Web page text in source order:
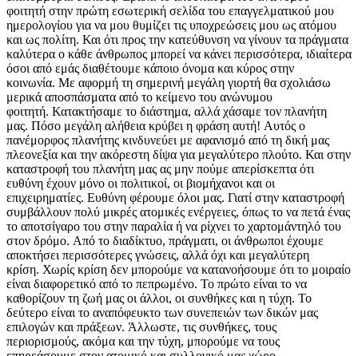
φοιτητή στην πρώτη εσωτερική σελίδα του επαγγελματικού μου
ημερολογίου για να μου θυμίζει τις υποχρεώσεις μου ως ατόμου
και ως πολίτη. Και ότι προς την κατεύθυνση να γίνουν τα πράγματα
καλύτερα ο κάθε άνθρωπος μπορεί να κάνει περισσότερα, ιδιαίτερα
όσοι από εμάς διαθέτουμε κάποιο όνομα και κύρος στην
κοινωνία. Με αφορμή τη σημερινή μεγάλη γιορτή θα σχολιάσω
μερικά αποσπάσματα από το κείμενο του ανώνυμου
φοιτητή. Κατακτήσαμε το διάστημα, αλλά χάσαμε τον πλανήτη
μας. Πόσο μεγάλη αλήθεια κρύβει η φράση αυτή! Αυτός ο
πανέμορφος πλανήτης κινδυνεύει με αφανισμό από τη δική μας
πλεονεξία και την ακόρεστη δίψα για μεγαλύτερο πλούτο. Και στην
καταστροφή του πλανήτη μας ας μην πούμε απερίσκεπτα ότι
ευθύνη έχουν μόνο οι πολιτικοί, οι βιομήχανοι και οι
επιχειρηματίες. Ευθύνη φέρουμε όλοι μας. Γιατί στην καταστροφή
συμβάλλουν πολύ μικρές ατομικές ενέργειες, όπως το να πετά ένας
το αποτσίγαρο του στην παραλία ή να ρίχνει το χαρτομάντηλό του
στον δρόμο. Από το διαδίκτυο, πράγματι, οι άνθρωποι έχουμε
αποκτήσει περισσότερες γνώσεις, αλλά όχι και μεγαλύτερη
κρίση. Χωρίς κρίση δεν μπορούμε να κατανοήσουμε ότι το μοιραίο
είναι διαφορετικό από το πεπρωμένο. Το πρώτο είναι το να
καθορίζουν τη ζωή μας οι άλλοι, οι συνθήκες και η τύχη. Το
δεύτερο είναι το αναπόφευκτο των συνεπειών των δικών μας
επιλογών και πράξεων. Άλλωστε, τις συνθήκες, τους
περιορισμούς, ακόμα και την τύχη, μπορούμε να τους